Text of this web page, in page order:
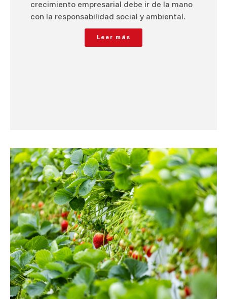
crecimiento empresarial debe ir de la mano
con la responsabilidad social y ambiental.
Leer más